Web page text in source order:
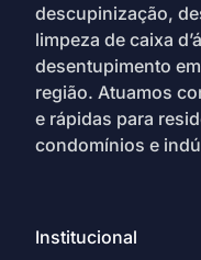
descupinização,
limpeza de caixa
desentupimento
região. Atuamos
e rápidas para
condomínios e
Institucional